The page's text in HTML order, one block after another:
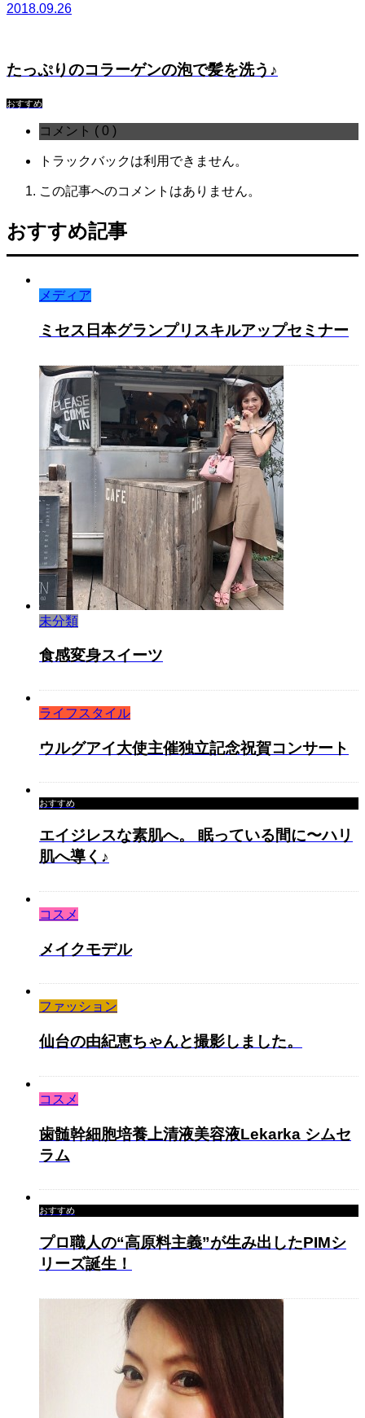
2018.09.26
たっぷりのコラーゲンの泡で髪を洗う♪
おすすめ
コメント ( 0 )
トラックバックは利用できません。
この記事へのコメントはありません。
おすすめ記事
メディア
ミセス日本グランプリスキルアップセミナー
未分類
食感変身スイーツ
ライフスタイル
ウルグアイ大使主催独立記念祝賀コンサート
おすすめ
エイジレスな素肌へ。 眠っている間に〜ハリ
肌へ導く♪
コスメ
メイクモデル
ファッション
仙台の由紀恵ちゃんと撮影しました。
コスメ
歯髄幹細胞培養上清液美容液Lekarka シムセ
ラム
おすすめ
プロ職人の“高原料主義”が生み出したPIMシ
リーズ誕生！